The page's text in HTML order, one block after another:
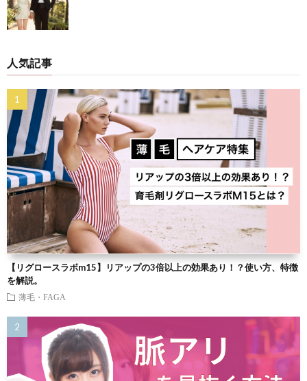
人気記事
【リグロースラボm15】リアップの3倍以上の効果あり！？使い方、特徴
を解説。
薄毛・FAGA